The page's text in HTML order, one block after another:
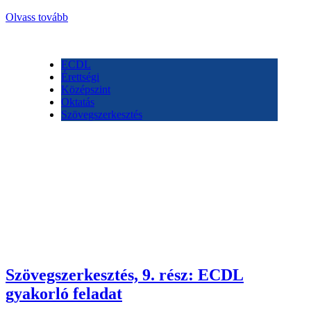
Olvass tovább
ECDL
Érettségi
Középszint
Oktatás
Szövegszerkesztés
Szövegszerkesztés, 9. rész: ECDL
gyakorló feladat